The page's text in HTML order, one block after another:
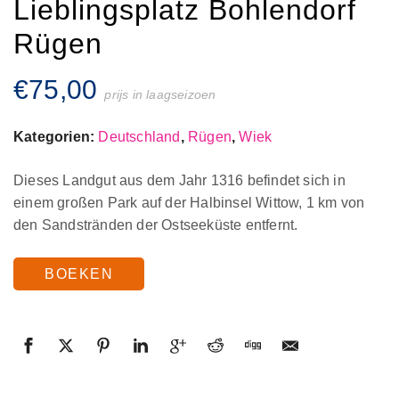
Lieblingsplatz Bohlendorf
Rügen
€75,00 prijs in laagseizoen
Kategorien: Deutschland , Rügen,Wiek
Dieses Landgut aus dem Jahr 1316 befindet sich in
einem großen Park auf der Halbinsel Wittow, 1 km von
den Sandstränden der Ostseeküste entfernt.
BOEKEN